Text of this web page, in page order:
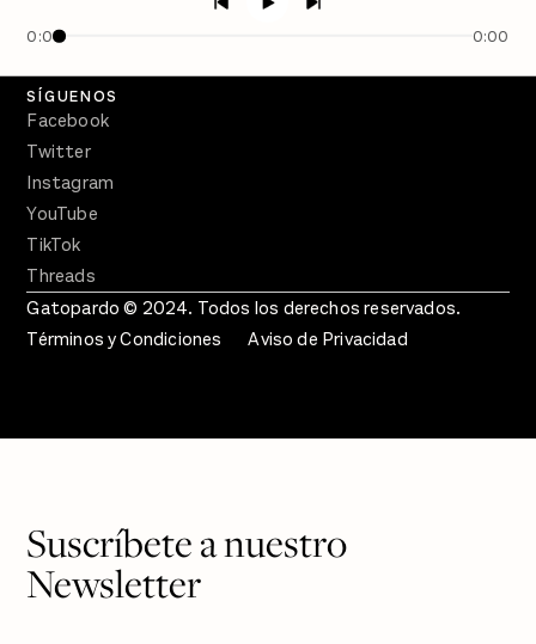
0:00 0:00
Crecer en Distopía
SÍGUENOS
Facebook
Twitter
Instagram
YouTube
TikTok
Threads
Gatopardo © 2024. Todos los derechos reservados.
Términos y Condiciones
Aviso de Privacidad
Suscríbete a nuestro
Newsletter